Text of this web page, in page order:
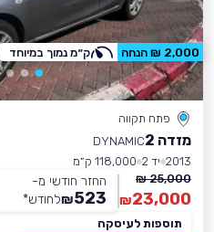
פתח תקווה
מזדה 2
DYNAMIC
2013 יד 2
118,000 ק״מ
25,000 ₪
23,000
₪
החזר חודשי מ-
523
₪לחודש*
תוספות לעיסקה
2,000 ₪ הנחה ק״מ נמוך במיוחד